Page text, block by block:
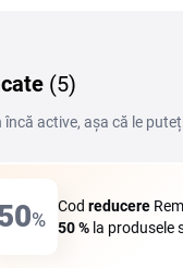
(5)
active, așa că le
%
Cod reducere
50 %la produsele